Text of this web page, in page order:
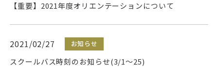
follow us
公式SNSアカウント
【重要】2021年度オリエンテーションについて
2021/02/27 お知らせ
スクールバス時刻のお知らせ(3/1～25)